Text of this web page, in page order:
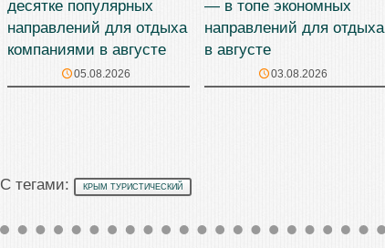
десятке популярных
направлений для отдыха
компаниями в августе
05.08.2026
— в топе экономных
направлений для отдыха
в августе
03.08.2026
С тегами: КРЫМ ТУРИСТИЧЕСКИЙ